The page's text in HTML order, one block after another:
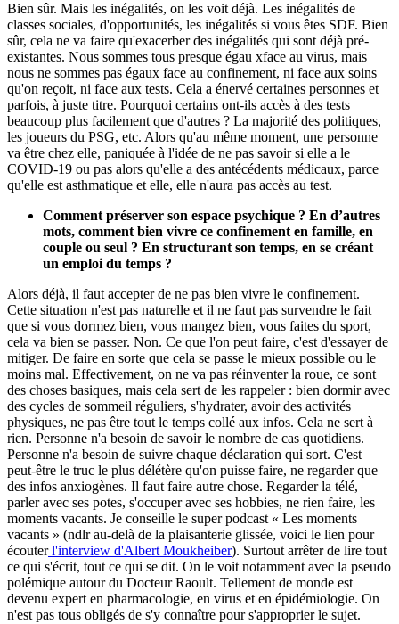
Bien sûr. Mais les inégalités, on les voit déjà. Les inégalités de
classes sociales, d'opportunités, les inégalités si vous êtes SDF. Bien
sûr, cela ne va faire qu'exacerber des inégalités qui sont déjà pré-
existantes. Nous sommes tous presque égau xface au virus, mais
nous ne sommes pas égaux face au confinement, ni face aux soins
qu'on reçoit, ni face aux tests. Cela a énervé certaines personnes et
parfois, à juste titre. Pourquoi certains ont-ils accès à des tests
beaucoup plus facilement que d'autres ? La majorité des politiques,
les joueurs du PSG, etc. Alors qu'au même moment, une personne
va être chez elle, paniquée à l'idée de ne pas savoir si elle a le
COVID-19 ou pas alors qu'elle a des antécédents médicaux, parce
qu'elle est asthmatique et elle, elle n'aura pas accès au test.
Comment préserver son espace psychique ? En d’autres
mots, comment bien vivre ce confinement en famille, en
couple ou seul ? En structurant son temps, en se créant
un emploi du temps ?
Alors déjà, il faut accepter de ne pas bien vivre le confinement.
Cette situation n'est pas naturelle et il ne faut pas survendre le fait
que si vous dormez bien, vous mangez bien, vous faites du sport,
cela va bien se passer. Non. Ce que l'on peut faire, c'est d'essayer de
mitiger. De faire en sorte que cela se passe le mieux possible ou le
moins mal. Effectivement, on ne va pas réinventer la roue, ce sont
des choses basiques, mais cela sert de les rappeler : bien dormir avec
des cycles de sommeil réguliers, s'hydrater, avoir des activités
physiques, ne pas être tout le temps collé aux infos. Cela ne sert à
rien. Personne n'a besoin de savoir le nombre de cas quotidiens.
Personne n'a besoin de suivre chaque déclaration qui sort. C'est
peut-être le truc le plus délétère qu'on puisse faire, ne regarder que
des infos anxiogènes. Il faut faire autre chose. Regarder la télé,
parler avec ses potes, s'occuper avec ses hobbies, ne rien faire, les
moments vacants. Je conseille le super podcast « Les moments
vacants » (ndlr au-delà de la plaisanterie glissée, voici le lien pour
écouterl'interview d'Albert Moukheiber). Surtout arrêter de lire tout
ce qui s'écrit, tout ce qui se dit. On le voit notamment avec la pseudo
polémique autour du Docteur Raoult. Tellement de monde est
devenu expert en pharmacologie, en virus et en épidémiologie. On
n'est pas tous obligés de s'y connaître pour s'approprier le sujet.